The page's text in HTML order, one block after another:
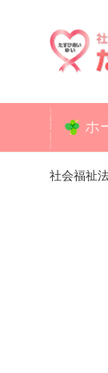
ツ
ホ
社会福祉